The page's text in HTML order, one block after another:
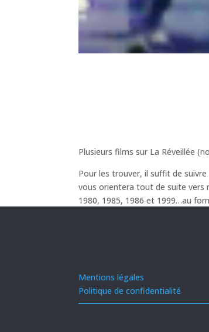
Plusieurs films sur La Réveillée
Pour les trouver, il suffit de
vous orientera tout de suite vers
1980, 1985, 1986 et 1999…au
Mentions légales
Politique de confidentialité